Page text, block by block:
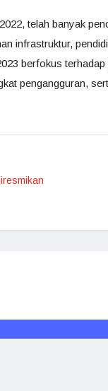
telah banyak
infrastruktur,
berfokus
pengangguran,